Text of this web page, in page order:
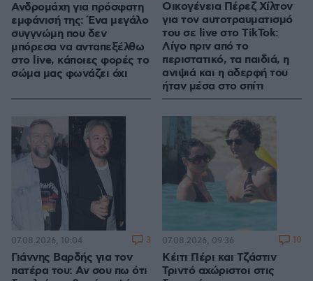
Ανδρομάχη για πρόσφατη
εμφάνισή της: Ένα μεγάλο
συγγνώμη που δεν
μπόρεσα να ανταπεξέλθω
στο live, κάποιες φορές το
σώμα μας φωνάζει όχι
Οικογένεια Πέρεζ Χίλτον
για τον αυτοτραυματισμό
του σε live στο TikTok:
Λίγο πριν από το
περιστατικό, τα παιδιά, η
ανιψιά και η αδερφή του
ήταν μέσα στο σπίτι
Γιάννης Βαρδής για τον
πατέρα του: Αν σου πω ότι
07.08.2026, 10:04 3
Κέιτι Πέρι και Τζάστιν
Τριντό αχώριστοι στις
07.08.2026, 09:36 10